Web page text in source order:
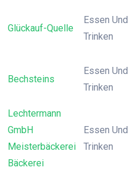
Glückauf-Quelle
Essen Und
Trinken
Bechsteins
Essen Und
Trinken
Lechtermann
GmbH
Meisterbäckerei
Bäckerei
Essen Und
Trinken